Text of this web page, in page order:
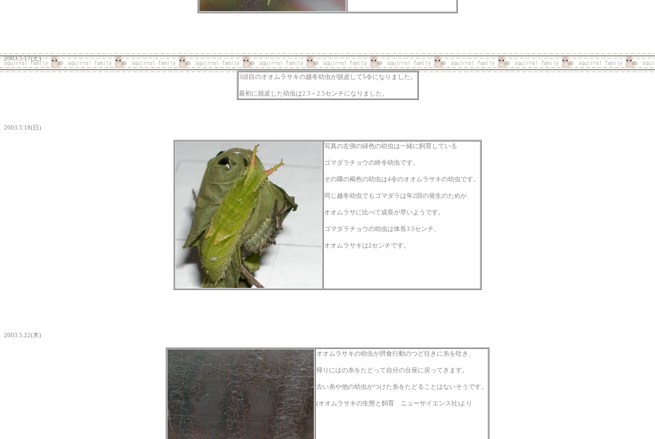
2003.5.17(土)
3頭目のオオムラサキの越冬幼虫が脱皮して5令になりました。
最初に脱皮した幼虫は2.3～2.5センチになりました。
2003.5.18(日)
写真の左側の緑色の幼虫は一緒に飼育している
ゴマダラチョウの終令幼虫です。
その隣の褐色の幼虫は4令のオオムラサキの幼虫です。
同じ越冬幼虫でもゴマダラは年2回の発生のためか
オオムラサに比べて成長が早いようです。
ゴマダラチョウの幼虫は体長3.5センチ、
オオムラサキは2センチです。
2003.5.22(木)
オオムラサキの幼虫が摂食行動のつど往きに糸を吐き、
帰りにはの糸をたどって自分の台座に戻ってきます。
古い糸や他の幼虫がつけた糸をたどることはないそうです。
(オオムラサキの生態と飼育 ニューサイエンス社)より